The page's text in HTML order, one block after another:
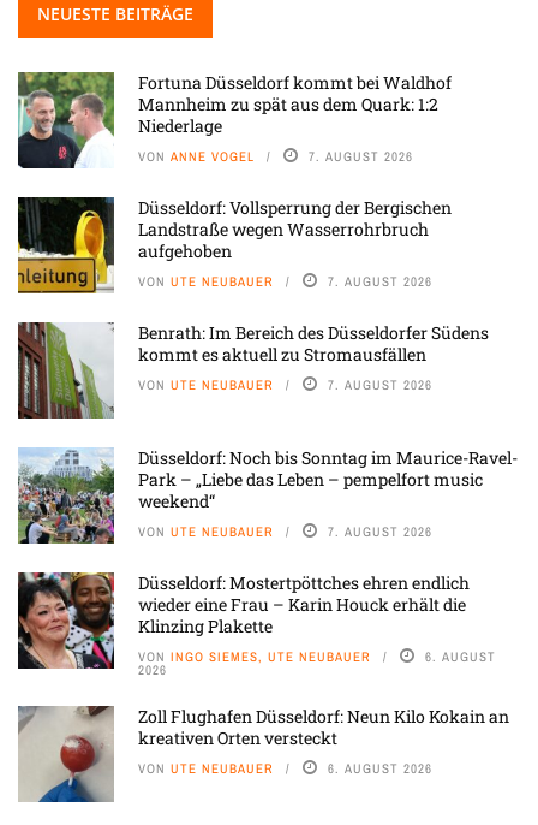
NEUESTE BEITRÄGE
Fortuna Düsseldorf kommt bei Waldhof
Mannheim zu spät aus dem Quark: 1:2
Niederlage
VON ANNE VOGEL 7. AUGUST 2026
Düsseldorf: Vollsperrung der Bergischen
Landstraße wegen Wasserrohrbruch
aufgehoben
VON UTE NEUBAUER 7. AUGUST 2026
Benrath: Im Bereich des Düsseldorfer Südens
kommt es aktuell zu Stromausfällen
VON UTE NEUBAUER 7. AUGUST 2026
Düsseldorf: Noch bis Sonntag im Maurice-Ravel-
Park – „Liebe das Leben – pempelfort music
weekend“
VON UTE NEUBAUER 7. AUGUST 2026
Düsseldorf: Mostertpöttches ehren endlich
wieder eine Frau – Karin Houck erhält die
Klinzing Plakette
VON INGO SIEMES, UTE NEUBAUER 6. AUGUST
2026
Zoll Flughafen Düsseldorf: Neun Kilo Kokain an
kreativen Orten versteckt
VON UTE NEUBAUER 6. AUGUST 2026